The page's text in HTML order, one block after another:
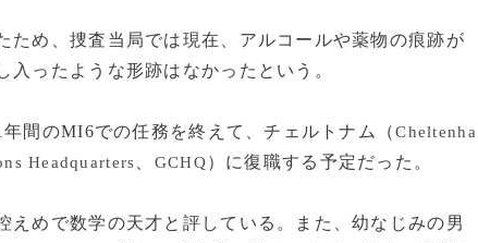
め、捜査当局では現在、アルコールや薬物の痕跡が
ったような形跡はなかったという。
間のMI6での任務を終えて、チェルトナム（Cheltenha
Headquarters GCHQ）に復職する予定だった。
めで数学の天才と評している。また、幼なじみの男